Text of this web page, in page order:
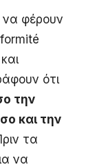
να φέρουν
ότι
την
και την
τα
να